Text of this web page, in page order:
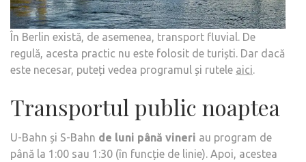
În Berlin există, de asemenea, transport fluvial. De
regulă, acesta practic nu este folosit de turiști. Dar dacă
este necesar, puteți vedea programul și rutele aici.
Transportul public noaptea
U-Bahn și S-Bahn de luni până vineri au program de
până la 1:00 sau 1:30 (în funcție de linie). Apoi, acestea